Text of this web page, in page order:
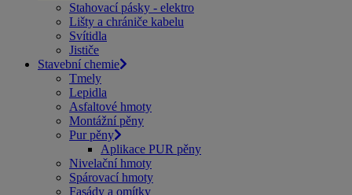
Stahovací pásky - elektro
Lišty a chrániče kabelu
Svítidla
Jističe
Stavební chemie
Tmely
Lepidla
Asfaltové hmoty
Montážní pěny
Pur pěny
Aplikace PUR pěny
Nivelační hmoty
Spárovací hmoty
Fasády a omítky